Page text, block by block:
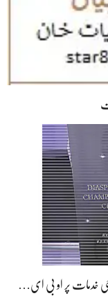
خدمات پر او بی ای…